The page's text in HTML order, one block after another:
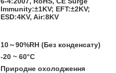
Immunity:±1KV; EFT:±2KV;
ESD:4KV, Air:8KV
10～90%RH (Без конденсату)
-20 ~ 60°C
Природне охолодження